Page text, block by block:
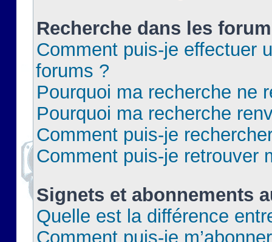
Recherche dans les
Comment puis-je effectuer
forums ?
Pourquoi ma recherche ne
Pourquoi ma recherche
Comment puis-je
Comment puis-je retrouver
Signets et abonnements
Quelle est la différence
Comment puis-je